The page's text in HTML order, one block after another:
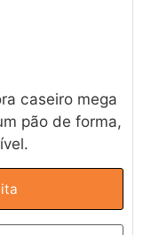
caseiro mega
pão de forma,